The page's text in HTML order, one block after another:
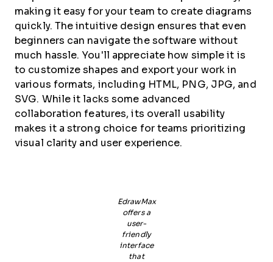
making it easy for your team to create diagrams
quickly. The intuitive design ensures that even
beginners can navigate the software without
much hassle. You'll appreciate how simple it is
to customize shapes and export your work in
various formats, including HTML, PNG, JPG, and
SVG. While it lacks some advanced
collaboration features, its overall usability
makes it a strong choice for teams prioritizing
visual clarity and user experience.
EdrawMax
offers a
user-
friendly
interface
that